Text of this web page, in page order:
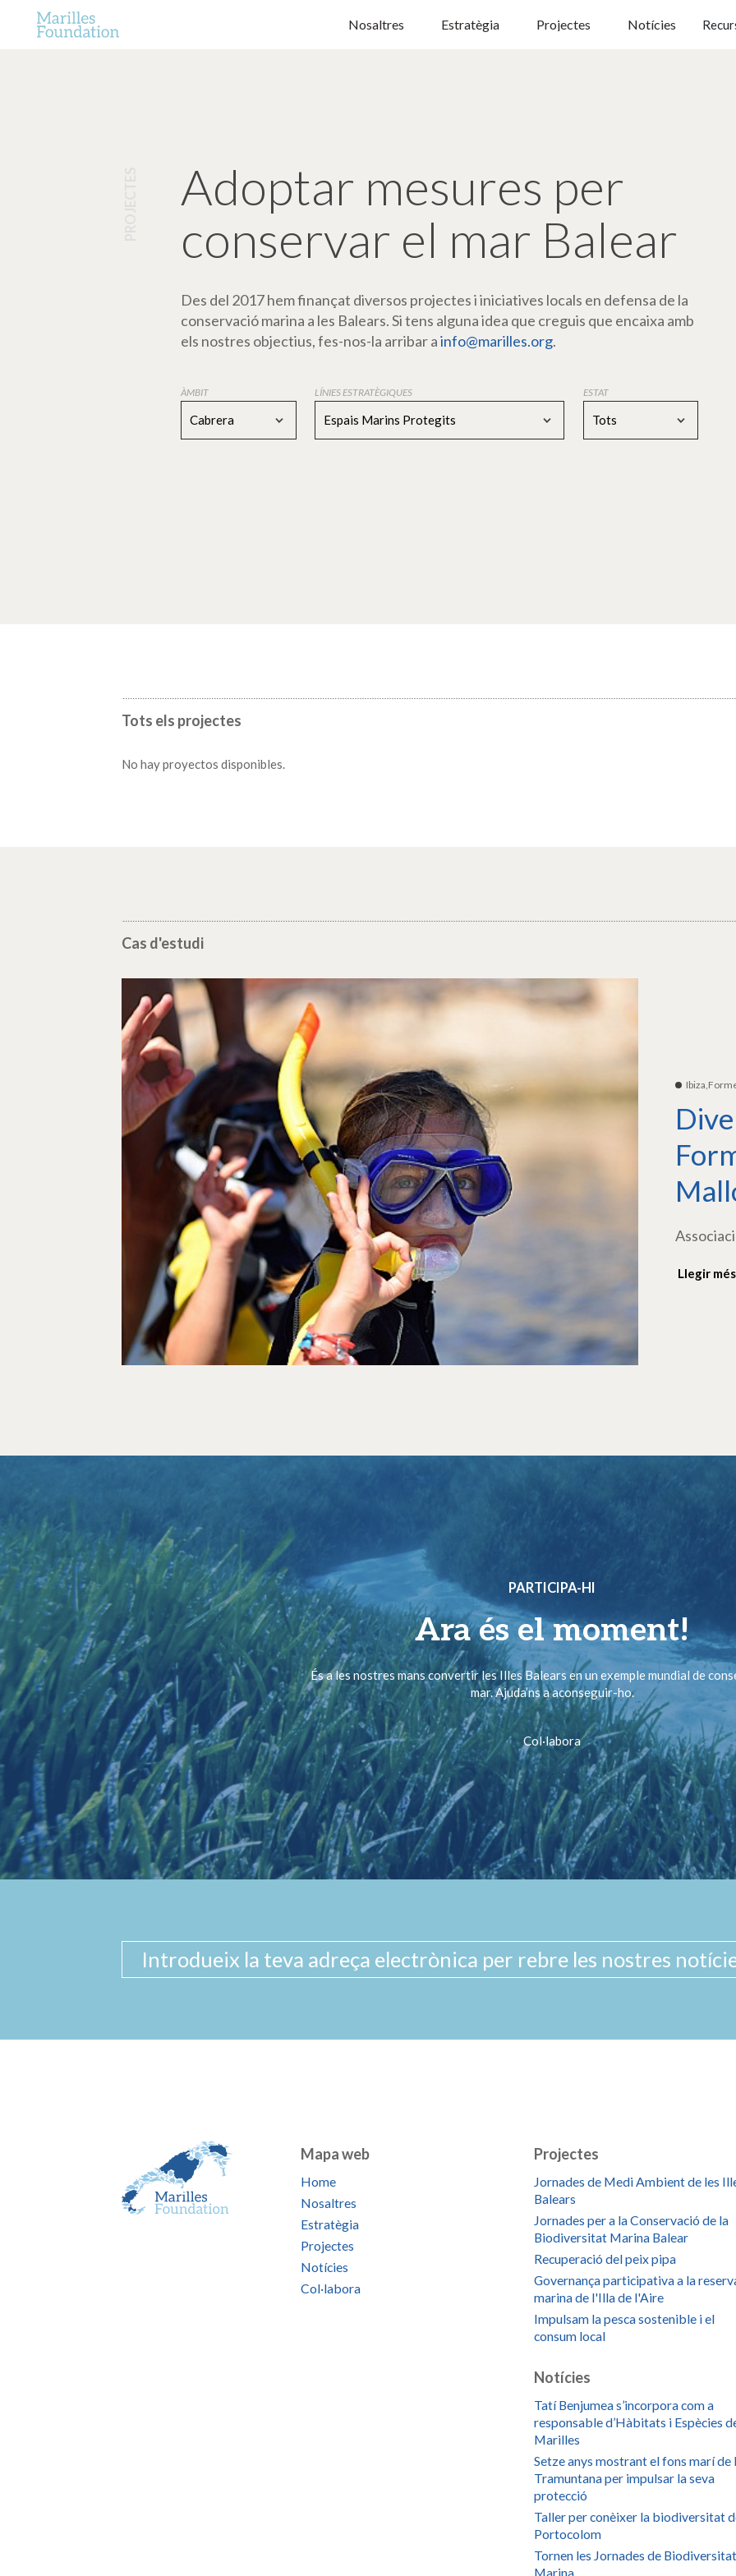
Nosaltres Estratègia Projectes Notícies
Adoptar mesures per
conservar el mar Balear
Des del 2017 hem finançat diversos projectes i iniciatives locals en defensa de la
conservació marina a les Balears. Si tens alguna idea que creguis que encaixa amb
els nostres objectius, fes-nos-la arribar ainfo@marilles.org.
ÀMBIT
Cabrera
LÍNIES ESTRATÈGIQUES
Espais Marins Protegits
ESTAT
Tots
Tots els projectes
No hay proyectos disponibles.
Cas d'estudi
Llegir més
PARTICIPA-HI
Ara és el moment!
És a les nostres mans convertir les Illes Balears en un exemple mundial de
mar. Ajuda’ns a aconseguir-ho.
Col·labora
Mapa web
Home
Nosaltres
Estratègia
Projectes
Notícies
Col·labora
Projectes
Jornades de Medi Ambient de les
Balears
Jornades per a la Conservació de la
Biodiversitat Marina Balear
Recuperació del peix pipa
Governança participativa a la
marina de l'Illa de l'Aire
Impulsam la pesca sostenible i el
consum local
Notícies
Tatí Benjumea s’incorpora com a
responsable d’Hàbitats i Espècies
Marilles
Setze anys mostrant el fons marí de
Tramuntana per impulsar la seva
protecció
Taller per conèixer la biodiversitat
Portocolom
Tornen les Jornades de Biodiversitat
Marina